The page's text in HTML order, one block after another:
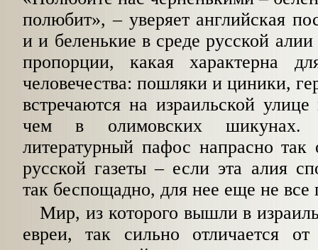
полюбит», – уверяет английская
и и беленькие в среде русской
пропор­ции, какая характерна
человечества: пошляки и циники,
встречаются на израильской
чем в олимовских шикунах.
литературный пафос напрасно так
русской газеты – если эта алия
так беспощадно, для нее еще не все
Мир, из которого вышли в
евреи, так сильно отличается